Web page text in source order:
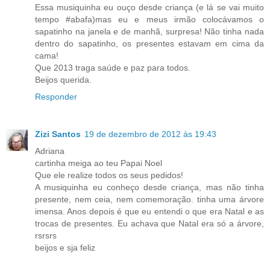
Essa musiquinha eu ouço desde criança (e lá se vai muito
tempo #abafa)mas eu e meus irmão colocávamos o
sapatinho na janela e de manhã, surpresa! Não tinha nada
dentro do sapatinho, os presentes estavam em cima da
cama!
Que 2013 traga saúde e paz para todos.
Beijos querida.
Responder
Zizi Santos 19 de dezembro de 2012 às 19:43
Adriana
cartinha meiga ao teu Papai Noel
Que ele realize todos os seus pedidos!
A musiquinha eu conheço desde criança, mas não tinha
presente, nem ceia, nem comemoração. tinha uma árvore
imensa. Anos depois é que eu entendi o que era Natal e as
trocas de presentes. Eu achava que Natal era só a árvore,
rsrsrs
beijos e sja feliz